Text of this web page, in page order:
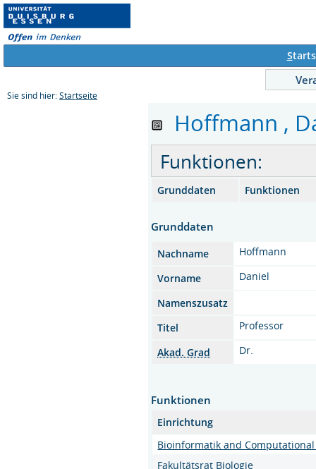
S
Sie sind hier: Startseite
Hoffmann ,
Funktionen:
Grunddaten Funktionen
Grunddaten
Nachname
Hoffmann
Vorname
Daniel
Namenszusatz
Titel
Professor
Akad. Grad
Dr.
Funktionen
Einrichtung
Bioinformatik and
Fakultätsrat Biologie